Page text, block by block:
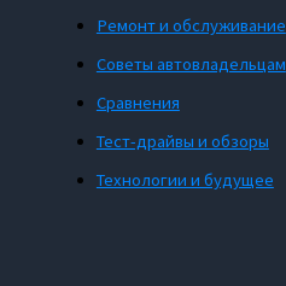
Ремонт и обслуживание
Советы автовладельцам
Сравнения
Тест-драйвы и обзоры
Технологии и будущее